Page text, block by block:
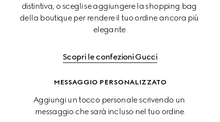
distintiva, o scegli se aggiungere la shopping bag
della boutique per rendere il tuo ordine ancora più
elegante.
Scopri le confezioni Gucci
MESSAGGIO PERSONALIZZATO
Aggiungi un tocco personale scrivendo un
messaggio che sarà incluso nel tuo ordine.